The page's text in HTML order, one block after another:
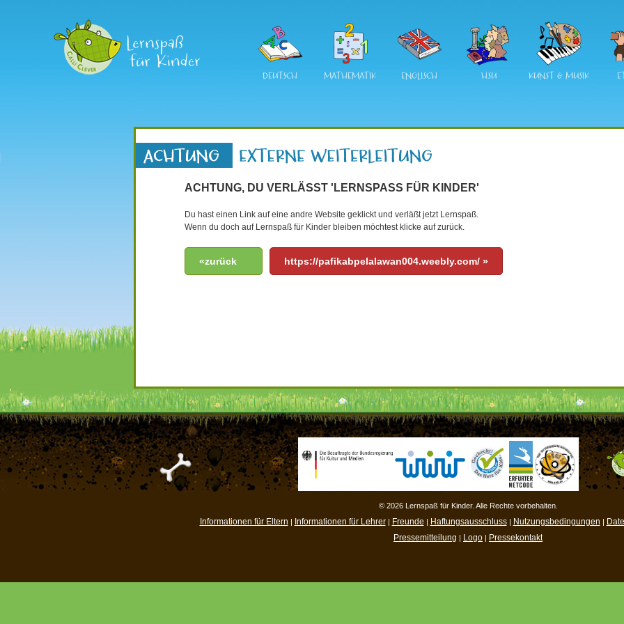
DEUTSCH MATHEMATIK ENGLISCH HSU KUNST & MUSIK
ACHTUNG, DU VERLÄSST 'LERNSPASS FÜR KINDER'
Du hast einen Link auf eine andre Website geklickt und verläßt jetzt Lernspaß.
Wenn du doch auf Lernspaß für Kinder bleiben möchtest klicke auf zurück.
«zurück https://pafikabpelalawan004.weebly.com/ »
© 2026 Lernspaß für Kinder. Alle Rechte vorbehalten.
Informationen für Eltern | Informationen für Lehrer| Freunde | Haftungsausschluss| Nutzungsbedingungen |
Pressemitteilung | Logo | Pressekontakt